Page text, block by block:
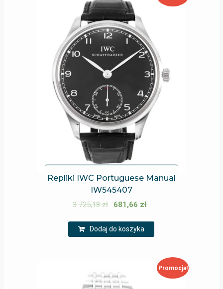
Repliki IWC Portuguese Manual
IW545407
3 725,18zł 681,66 zł
Dodaj do koszyka
Promocja!